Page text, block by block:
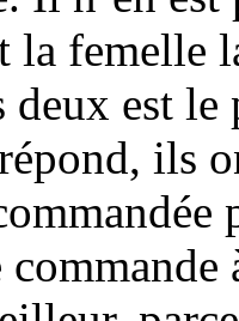
la femelle
deux est
ils